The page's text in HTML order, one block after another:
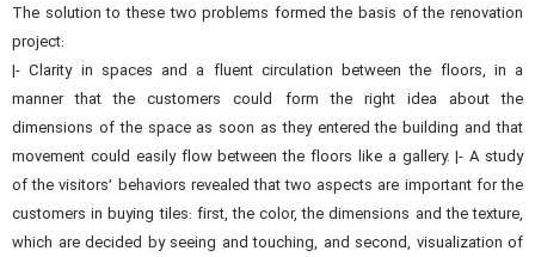
The solution to these two problems formed the basis of the renovation
project:
|- Clarity in spaces and a fluent circulation between the floors, in a
manner that the customers could form the right idea about the
dimensions of the space as soon as they entered the building and that
movement could easily flow between the floors like a gallery. |- A study
of the visitors’ behaviors revealed that two aspects are important for the
customers in buying tiles: first, the color, the dimensions and the texture,
which are decided by seeing and touching, and second, visualization of